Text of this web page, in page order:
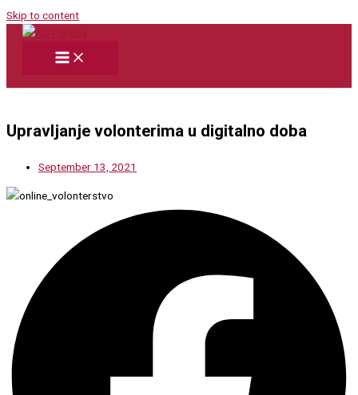
Skip to content
Upravljanje volonterima u digitalno doba
September 13, 2021